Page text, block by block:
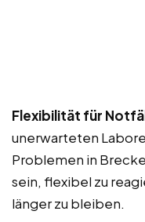
Flexibilität für
unerwarteten
Problemen in
sein, flexibel zu
länger zu bleiben.